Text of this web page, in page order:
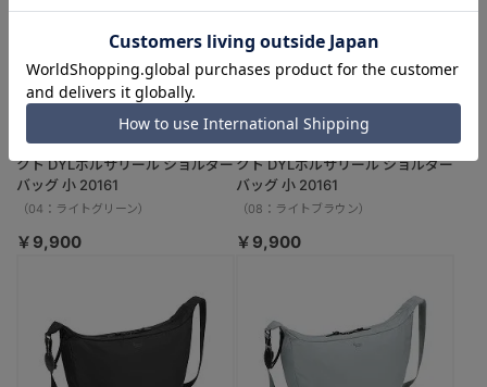
Kanana project／カナナプロジェ
クト DYLポルサリール ショルダー
バッグ 小 20161
（04：ライトグリーン）
￥9,900
Kanana project／カナナプロジェ
クト DYLポルサリール ショルダー
バッグ 小 20161
（08：ライトブラウン）
￥9,900